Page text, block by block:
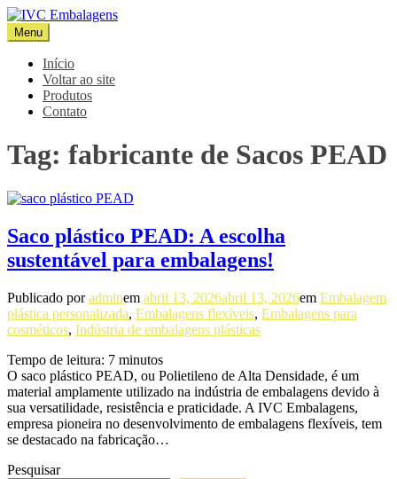
Pular
para
o
conteúdo
IVC Embalagens
Blog IVC
Menu
Início
Voltar ao site
Produtos
Contato
Tag: fabricante de Sacos PEAD
Saco plástico PEAD: A escolha
sustentável para embalagens!
Publicado poradminem abril 13, 2026abril 13, 2026em Embalagem
plástica personalizada, Embalagens flexíveis, Embalagens para
cosméticos, Indústria de embalagens plásticas
Tempo de leitura: 7 minutos
O saco plástico PEAD, ou Polietileno de Alta Densidade, é um
material amplamente utilizado na indústria de embalagens devido à
sua versatilidade, resistência e praticidade. A IVC Embalagens,
empresa pioneira no desenvolvimento de embalagens flexíveis, tem
se destacado na fabricação…
Pesquisar